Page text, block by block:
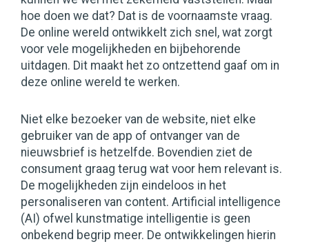
hoe doen we dat? Dat is de voornaamste vraag.
De online wereld ontwikkelt zich snel, wat zorgt
voor vele mogelijkheden en bijbehorende
uitdagen. Dit maakt het zo ontzettend gaaf om in
deze online wereld te werken.
Niet elke bezoeker van de website, niet elke
gebruiker van de app of ontvanger van de
nieuwsbrief is hetzelfde. Bovendien ziet de
consument graag terug wat voor hem relevant is.
De mogelijkheden zijn eindeloos in het
personaliseren van content. Artificial intelligence
(AI) ofwel kunstmatige intelligentie is geen
onbekend begrip meer. De ontwikkelingen hierin